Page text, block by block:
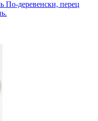
По-деревенски, перец